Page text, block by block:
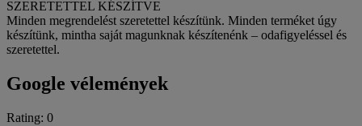
SZERETETTEL KÉSZÍTVE
Minden megrendelést szeretettel készítünk. Minden terméket úgy
készítünk, mintha saját magunknak készítenénk – odafigyeléssel és
szeretettel.
Google vélemények
Rating: 0